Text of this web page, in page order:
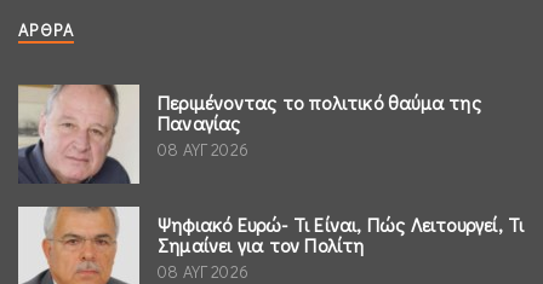
ΆΡΘΡΑ
Περιμένοντας το πολιτικό θαύμα της
Παναγίας
08 ΑΥΓ 2026
Ψηφιακό Ευρώ- Τι Είναι, Πώς Λειτουργεί, Τι
Σημαίνει για τον Πολίτη
08 ΑΥΓ 2026